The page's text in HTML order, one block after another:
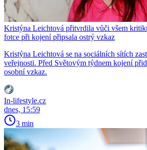
Kristýna Leichtová přitvrdila vůči všem
fotce při kojení připsala ostrý vzkaz
Kristýna Leichtová se na sociálních sítích
veřejnosti. Před Světovým týdnem kojení
osobní vzkaz.
In-lifestyle.cz
dnes, 15:59
3 min